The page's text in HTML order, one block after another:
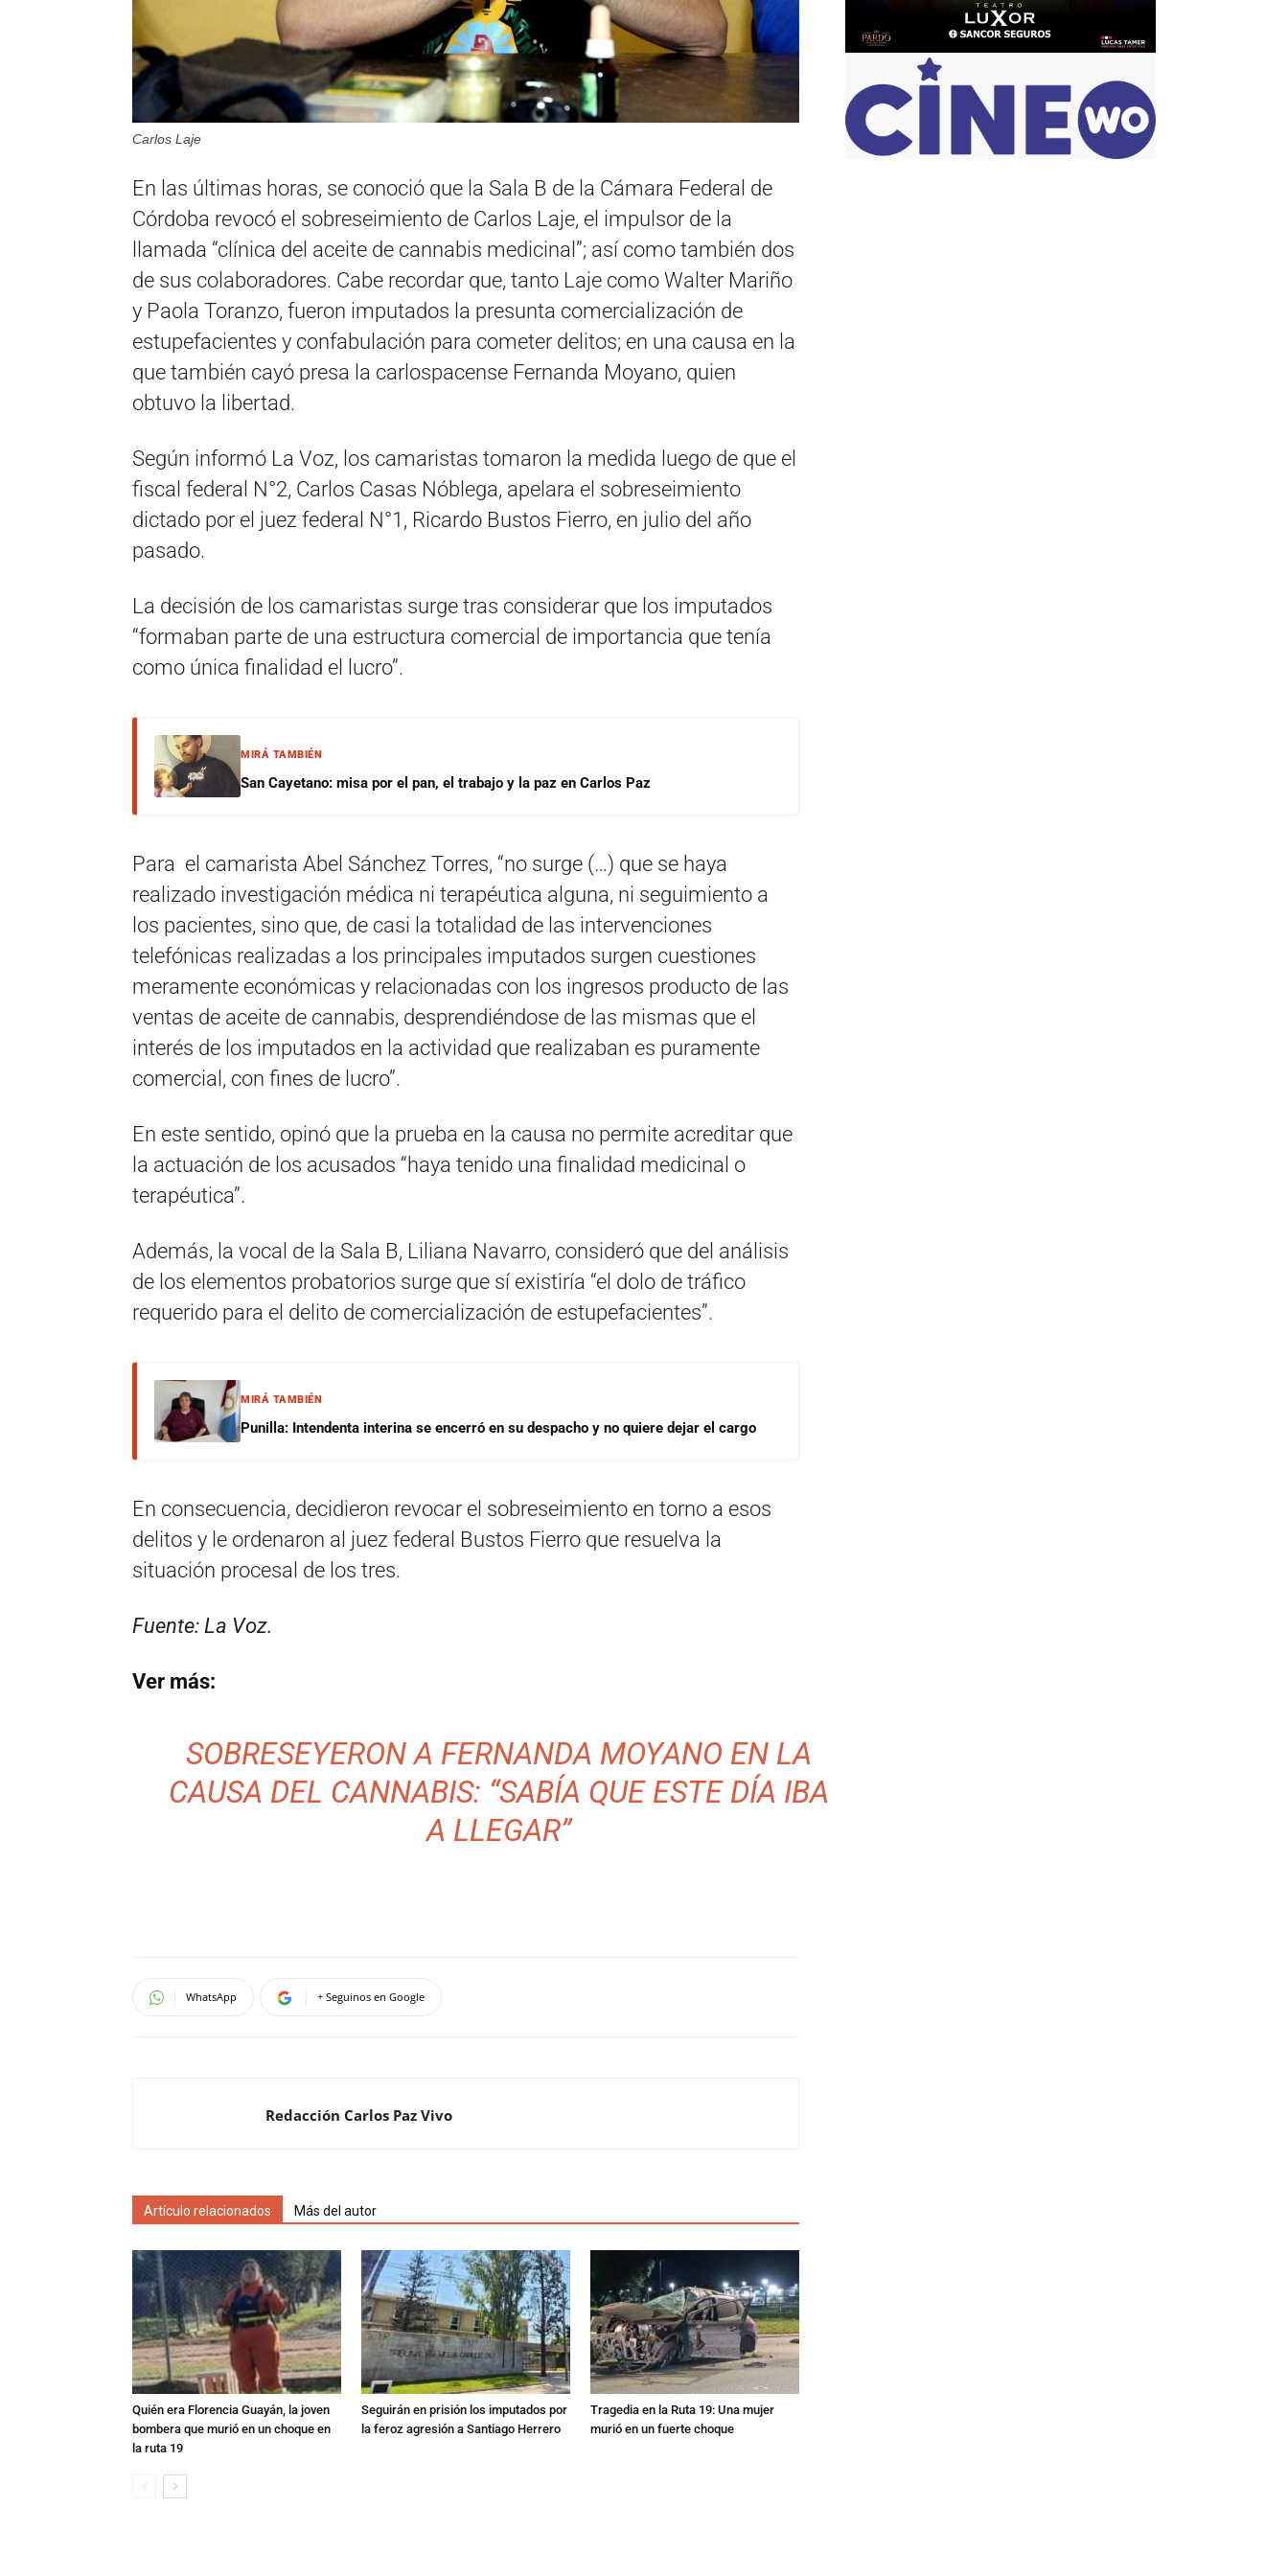
Carlos Laje
En las últimas horas, se conoció que la Sala B de la Cámara Federal de
Córdoba revocó el sobreseimiento de Carlos Laje, el impulsor de la
llamada “clínica del aceite de cannabis medicinal”; así como también dos
de sus colaboradores. Cabe recordar que, tanto Laje como Walter Mariño
y Paola Toranzo, fueron imputados la presunta comercialización de
estupefacientes y confabulación para cometer delitos; en una causa en la
que también cayó presa la carlospacense Fernanda Moyano, quien
obtuvo la libertad.
Según informó La Voz, los camaristas tomaron la medida luego de que el
fiscal federal N°2, Carlos Casas Nóblega, apelara el sobreseimiento
dictado por el juez federal N°1, Ricardo Bustos Fierro, en julio del año
pasado.
La decisión de los camaristas surge tras considerar que los imputados
“formaban parte de una estructura comercial de importancia que tenía
como única finalidad el lucro”.
MIRÁ TAMBIÉN
San Cayetano: misa por el pan, el trabajo y la paz en Carlos Paz
Para el camarista Abel Sánchez Torres, “no surge (…) que se haya
realizado investigación médica ni terapéutica alguna, ni seguimiento a
los pacientes, sino que, de casi la totalidad de las intervenciones
telefónicas realizadas a los principales imputados surgen cuestiones
meramente económicas y relacionadas con los ingresos producto de las
ventas de aceite de cannabis, desprendiéndose de las mismas que el
interés de los imputados en la actividad que realizaban es puramente
comercial, con fines de lucro”.
En este sentido, opinó que la prueba en la causa no permite acreditar que
la actuación de los acusados “haya tenido una finalidad medicinal o
terapéutica”.
Además, la vocal de la Sala B, Liliana Navarro, consideró que del análisis
de los elementos probatorios surge que sí existiría “el dolo de tráfico
requerido para el delito de comercialización de estupefacientes”.
MIRÁ TAMBIÉN
Punilla: Intendenta interina se encerró en su despacho y no quiere dejar el cargo
En consecuencia, decidieron revocar el sobreseimiento en torno a esos
delitos y le ordenaron al juez federal Bustos Fierro que resuelva la
situación procesal de los tres.
Fuente: La Voz.
Ver más:
SOBRESEYERON A FERNANDA MOYANO EN LA
CAUSA DEL CANNABIS: “SABÍA QUE ESTE DÍA IBA
A LLEGAR”
WhatsApp + Seguinos en Google
Redacción Carlos Paz Vivo
Artículo relacionados Más del autor
Quién era Florencia Guayán, la joven
bombera que murió en un choque en
la ruta 19
Seguirán en prisión los imputados por
la feroz agresión a Santiago Herrero
Tragedia en la Ruta 19: Una mujer
murió en un fuerte choque